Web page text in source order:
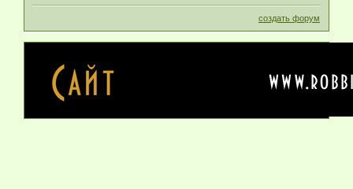
создать форум